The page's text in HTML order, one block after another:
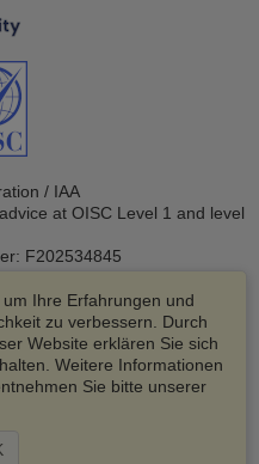
Ihre Erfahrungen und
zu verbessern. Durch
Website erklären Sie sich
Weitere Informationen
Sie bitte unserer
/ IAA
at OISC Level 1 and level
F202534845
Alle Rechte vorbehalten.
eingetragene Marken von
Inc.